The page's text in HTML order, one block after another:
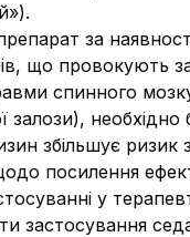
за
що провокують
спинного
залози),
збільшує ризик
посилення
у
застосування